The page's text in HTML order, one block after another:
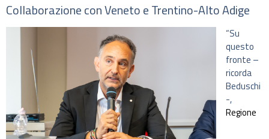
Collaborazione con Veneto e Trentino-Alto Adige
“Su
questo
fronte –
ricorda
Beduschi
-,
Regione